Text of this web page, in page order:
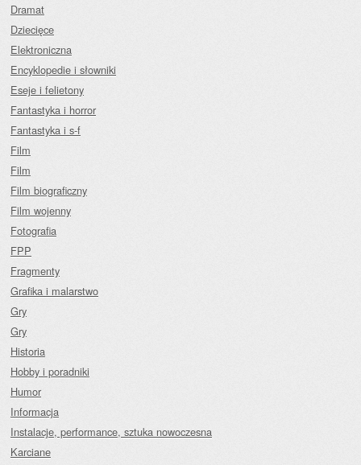
Dramat
Dziecięce
Elektroniczna
Encyklopedie i słowniki
Eseje i felietony
Fantastyka i horror
Fantastyka i s-f
Film
Film
Film biograficzny
Film wojenny
Fotografia
FPP
Fragmenty
Grafika i malarstwo
Gry
Gry
Historia
Hobby i poradniki
Humor
Informacja
Instalacje, performance, sztuka nowoczesna
Karciane